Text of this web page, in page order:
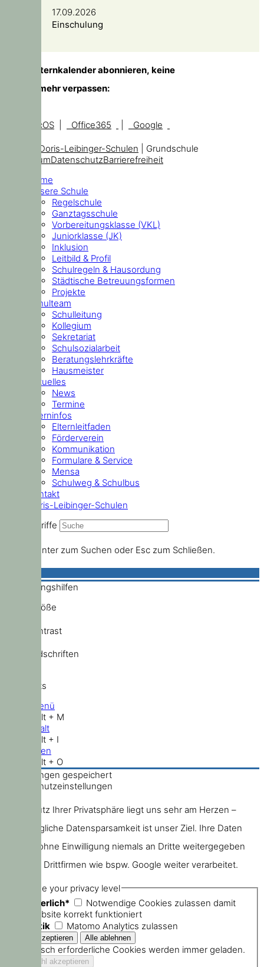
17.09.2026
Einschulung
Elternkalender abonnieren, keine
Temine mehr verpassen:
iOS, macOS Office365 Google
Doris-Leibinger-Schulen | Grundschule
ImpressumDatenschutzBarrierefreiheit
Home
Unsere Schule
Regelschule
Ganztagsschule
Vorbereitungsklasse (VKL)
Juniorklasse (JK)
Inklusion
Leitbild & Profil
Schulregeln & Hausordung
Städtische Betreuungsformen
Projekte
Schulteam
Schulleitung
Kollegium
Sekretariat
Schulsozialarbeit
Beratungslehrkräfte
Hausmeister
Aktuelles
News
Termine
Elterninfos
Elternleitfaden
Förderverein
Kommunikation
Formulare & Service
Mensa
Schulweg & Schulbus
Kontakt
Doris-Leibinger-Schulen
Suchbegriffe
Drücke Enter zum Suchen oder Esc zum Schließen.
Bedienungshilfen
Schriftgröße
Hochkontrast
Standardschriften
Shortcuts
Hauptmenü
Shift + Alt + M
Zum Inhalt
Shift + Alt + I
Nach oben
Shift + Alt + O
Einstellungen gespeichert
Datenschutzeinstellungen
Der Schutz Ihrer Privatsphäre liegt uns sehr am Herzen –
größtmögliche Datensparsamkeit ist unser Ziel. Ihre Daten
werden ohne Einwilligung niemals an Dritte weitergegeben
oder von Drittfirmen wie bspw. Google weiter verarbeitet.
Choose your privacy level
Erforderlich*
Notwendige Cookies zulassen damit
die Website korrekt funktioniert
Statistik
Matomo Analytics zulassen
Technisch erforderliche Cookies werden immer geladen.